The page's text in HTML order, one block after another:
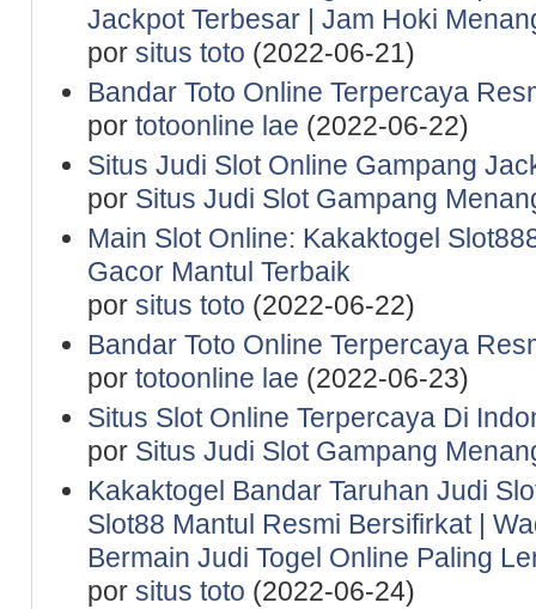
Jackpot Terbesar | Jam Hoki
por situs toto (2022-06-21)
Bandar Toto Online Terpercaya
por totoonline lae (2022-06-22)
Situs Judi Slot Online Gampang
por Situs Judi Slot Gampang
Main Slot Online: Kakaktogel
Gacor Mantul Terbaik
por situs toto (2022-06-22)
Bandar Toto Online Terpercaya
por totoonline lae (2022-06-23)
Situs Slot Online Terpercaya Di
por Situs Judi Slot Gampang
Kakaktogel Bandar Taruhan Judi
Slot88 Mantul Resmi Bersifirkat |
Bermain Judi Togel Online Paling
por situs toto (2022-06-24)